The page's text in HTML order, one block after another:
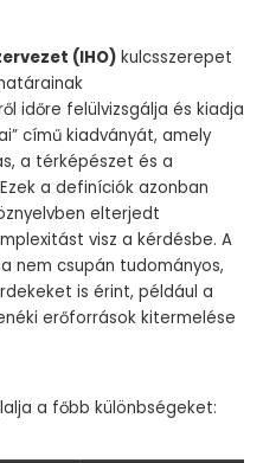
(IHO) kulcsszerepet
időre felülvizsgálja és kiadja
című kiadványát, amely
a térképészet és a
a definíciók azonban
elterjedt
visz a kérdésbe. A
nem csupán tudományos,
is érint, például a
erőforrások kitermelése
a főbb különbségeket: